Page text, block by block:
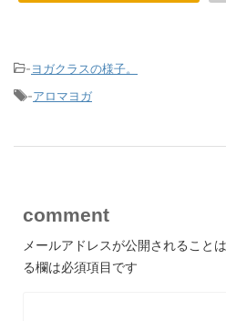
-ヨガクラスの様子。
-アロマヨガ
comment
メールアドレスが公開されること
る欄は必須項目です